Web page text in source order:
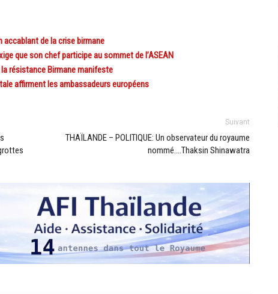
accablant de la crise birmane
que son chef participe au sommet de l’ASEAN
la résistance Birmane manifeste
affirment les ambassadeurs européens
Suivant
THAÏLANDE – POLITIQUE: Un observateur du royaume
nommé….Thaksin Shinawatra